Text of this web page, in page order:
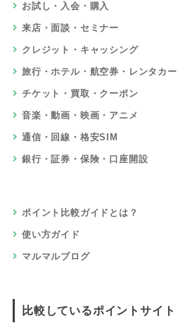
お試し・入会・購入
来店・面談・セミナー
クレジット・キャッシング
旅行・ホテル・航空券・レンタカー
チケット・買取・クーポン
音楽・動画・映画・アニメ
通信・回線・格安SIM
銀行・証券・保険・口座開設
ポイント比較ガイドとは？
使い方ガイド
マルマルブログ
比較しているポイントサイト